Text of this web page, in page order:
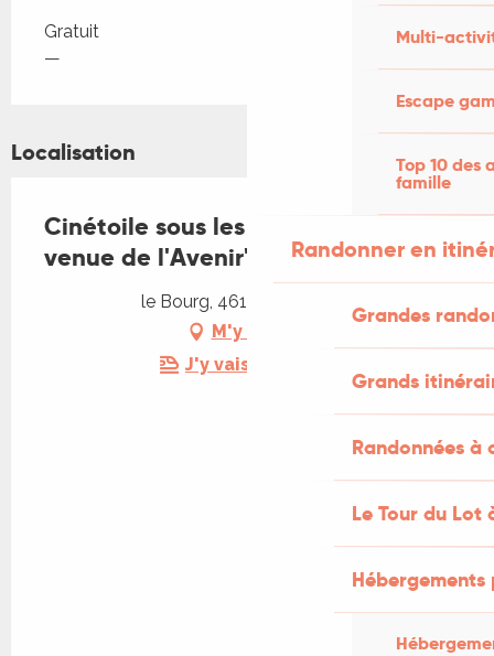
Multi-
Escape
Top 10 des
famille
Randonner en
Grandes
Grands
Randonnées
Le Tour du Lot
Tarifs 2026
Gratuit
—
Localisation
Cinétoile sous les étoiles : "La
venue de l'Avenir"
le Bourg, 46160 Calvignac
M'y rendre
J'y vais en train !